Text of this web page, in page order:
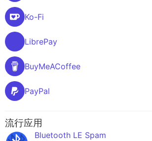
Ko-Fi
LibrePay
BuyMeACoffee
PayPal
流行应用
Bluetooth LE Spam